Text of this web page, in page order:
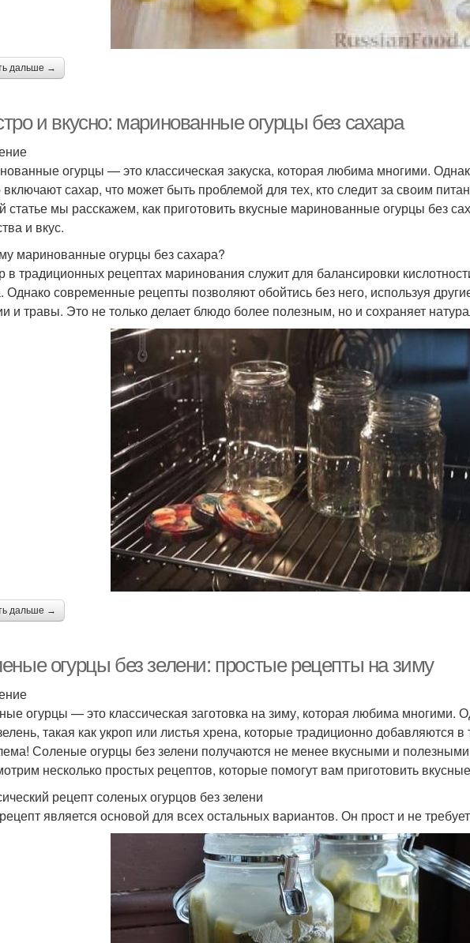
дальше →
и вкусно: маринованные огурцы без сахара
огурцы — это классическая закуска, которая любима многими.
включают сахар, что может быть проблемой для тех, кто следит за своим
статье мы расскажем, как приготовить вкусные маринованные огурцы без
и вкус.
маринованные огурцы без сахара?
в традиционных рецептах маринования служит для балансировки
Однако современные рецепты позволяют обойтись без него, используя
и травы. Это не только делает блюдо более полезным, но и сохраняет
дальше →
огурцы без зелени: простые рецепты на зиму
огурцы — это классическая заготовка на зиму, которая любима многими.
такая как укроп или листья хрена, которые традиционно добавляются
Соленые огурцы без зелени получаются не менее вкусными и
несколько простых рецептов, которые помогут вам приготовить
рецепт соленых огурцов без зелени
является основой для всех остальных вариантов. Он прост и не